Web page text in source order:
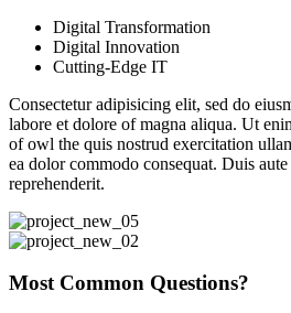
Digital Transformation
Digital Innovation
Cutting-Edge IT
Consectetur adipisicing elit, sed do
labore et dolore of magna aliqua. Ut
of owl the quis nostrud exercitation
ea dolor commodo consequat. Duis
reprehenderit.
Most Common Questions?